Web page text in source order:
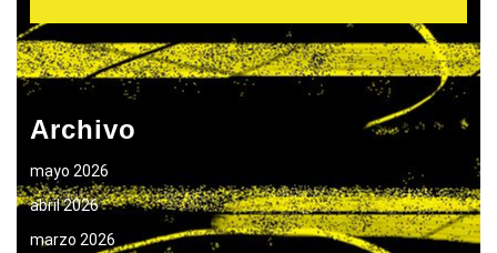
Archivo
mayo 2026
abril 2026
marzo 2026